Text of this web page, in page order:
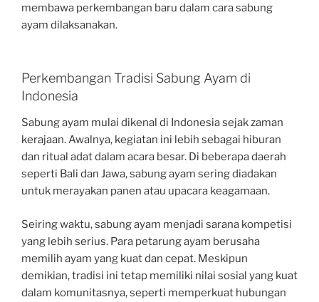
membawa perkembangan baru dalam cara sabung
ayam dilaksanakan.
Perkembangan Tradisi Sabung Ayam di
Indonesia
Sabung ayam mulai dikenal di Indonesia sejak zaman
kerajaan. Awalnya, kegiatan ini lebih sebagai hiburan
dan ritual adat dalam acara besar. Di beberapa daerah
seperti Bali dan Jawa, sabung ayam sering diadakan
untuk merayakan panen atau upacara keagamaan.
Seiring waktu, sabung ayam menjadi sarana kompetisi
yang lebih serius. Para petarung ayam berusaha
memilih ayam yang kuat dan cepat. Meskipun
demikian, tradisi ini tetap memiliki nilai sosial yang kuat
dalam komunitasnya, seperti memperkuat hubungan